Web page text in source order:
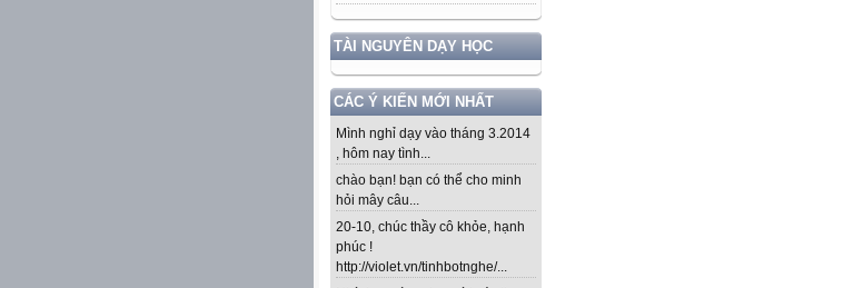
TÀI NGUYÊN DẠY HỌC
CÁC Ý KIẾN MỚI NHẤT
Mình nghỉ dạy vào tháng 3.2014
, hôm nay tình...
chào bạn! bạn có thể cho minh
hỏi mây câu...
20-10, chúc thầy cô khỏe, hạnh
phúc !
http://violet.vn/tinhbotnghe/...